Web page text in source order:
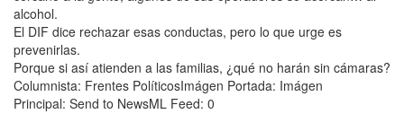
alcohol.
El DIF dice rechazar esas conductas, pero lo que urge es
prevenirlas.
Porque si así atienden a las familias, ¿qué no harán sin cámaras?
Columnista: Frentes PolíticosImágen Portada: Imágen
Principal: Send to NewsML Feed: 0